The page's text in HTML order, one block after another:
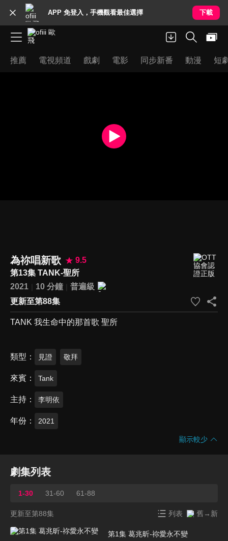
APP 免登入，手機觀看最佳選擇 下載
推薦 電視頻道 戲劇 電影 同步新番 動漫 短
為祢唱新歌
9.5
第13集 TANK-聖所
2021
10 分鐘
普遍級
更新至第88集
TANK 我生命中的那首歌 聖所
類型 見證 敬拜
來賓 Tank
主持 李明依
年份 2021
顯示較少
劇集列表
1-30 31-60 61-88
更新至第88集 列表 舊→新
第1集 葛兆昕-祢愛永不變